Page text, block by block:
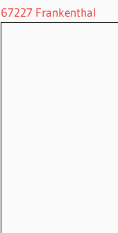
67227 Frankenthal